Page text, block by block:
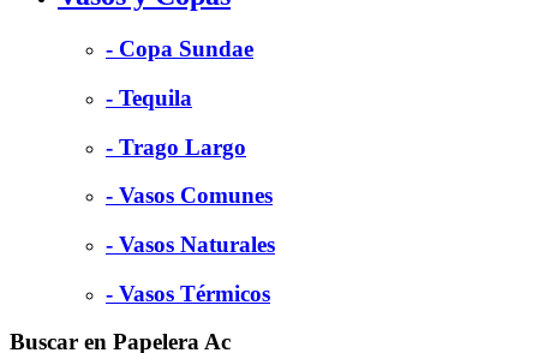
- Copa Sundae
- Tequila
- Trago Largo
- Vasos Comunes
- Vasos Naturales
- Vasos Térmicos
Buscar en Papelera Ac